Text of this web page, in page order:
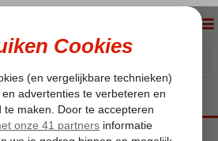
Fly & Go Invisa Figueral Resort